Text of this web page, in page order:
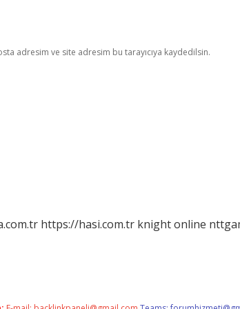
adresim ve site adresim bu tarayıcıya kaydedilsin.
https://hasi.com.tr knight online